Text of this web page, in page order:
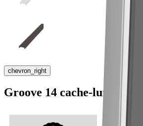
chevron_right
Groove 14 cache-lumière